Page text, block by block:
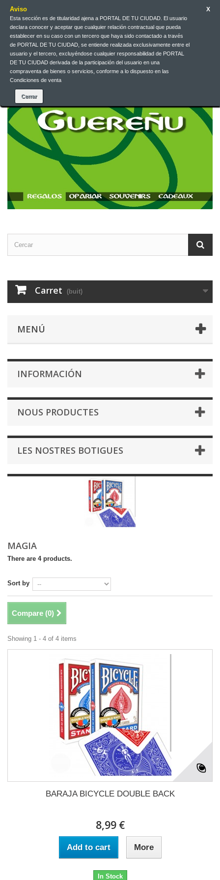
Aviso
Esta sección es de titularidad ajena a PORTAL DE TU CIUDAD. El usuario
declara conocer y aceptar que cualquier relación contractual que pueda
establecer en su caso con un tercero que haya sido contactado a través
de PORTAL DE TU CIUDAD, se entiende realizada exclusivamente entre el
usuario y el tercero, excluyéndose cualquier responsabilidad de PORTAL
DE TU CIUDAD derivada de la participación del usuario en una
compraventa de bienes o servicios, conforme a lo dispuesto en las
Condiciones de venta
X
EUR
Català
Contacteu-nos
Carret (buit)
MENÚ
INFORMACIÓN
NOUS PRODUCTES
LES NOSTRES BOTIGUES
MAGIA
There are 4 products.
Sort by
Compare (0)
Showing 1 - 4 of 4 items
BARAJA BICYCLE DOUBLE BACK
8,99 €
Add to cart More
In Stock